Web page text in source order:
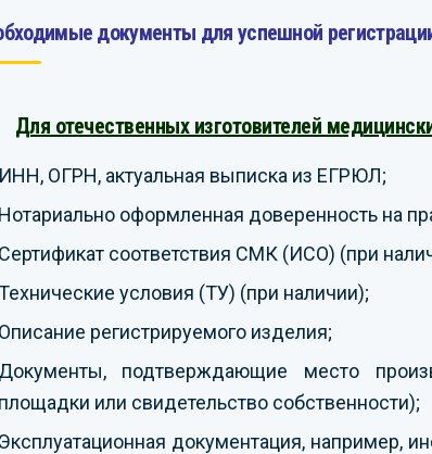
документы для успешной
Для отечественных изготовителей
ОГРН, актуальная выписка из ЕГРЮЛ;
оформленная доверенность на
соответствия СМК (ИСО) (при
условия (ТУ) (при наличии);
регистрируемого изделия;
подтверждающие место
или свидетельство собственности);
документация, например,